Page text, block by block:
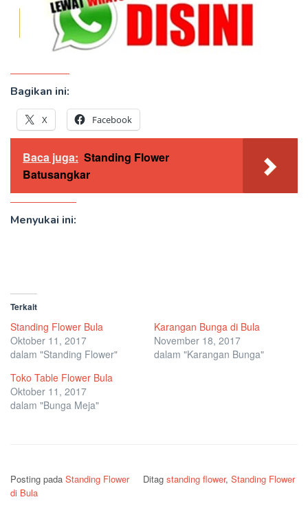
Bagikan ini:
X Facebook
Baca juga: Standing Flower
Batusangkar
Menyukai ini:
Terkait
Standing Flower Bula
Oktober 11, 2017
dalam "Standing Flower"
Karangan Bunga di Bula
November 18, 2017
dalam "Karangan Bunga"
Toko Table Flower Bula
Oktober 11, 2017
dalam "Bunga Meja"
Posting pada Standing Flower Ditag standing flower, Standing Flower
di Bula